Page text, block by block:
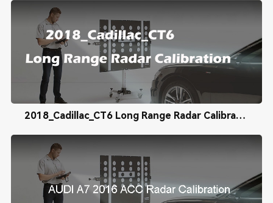
2018_Cadillac_CT6 Long Range Radar Calibration